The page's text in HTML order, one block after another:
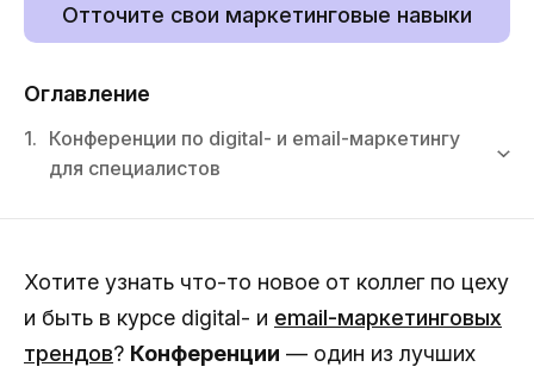
Отточите свои маркетинговые навыки
Оглавление
1. Конференции по digital- и email-маркетингу
для специалистов
Хотите узнать что-то новое от коллег по цеху
и быть в курсе digital- и email-маркетинговых
трендов? Конференции — один из лучших